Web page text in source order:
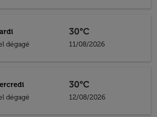
dégagé
30°C
11/08/2026
dégagé
30°C
12/08/2026